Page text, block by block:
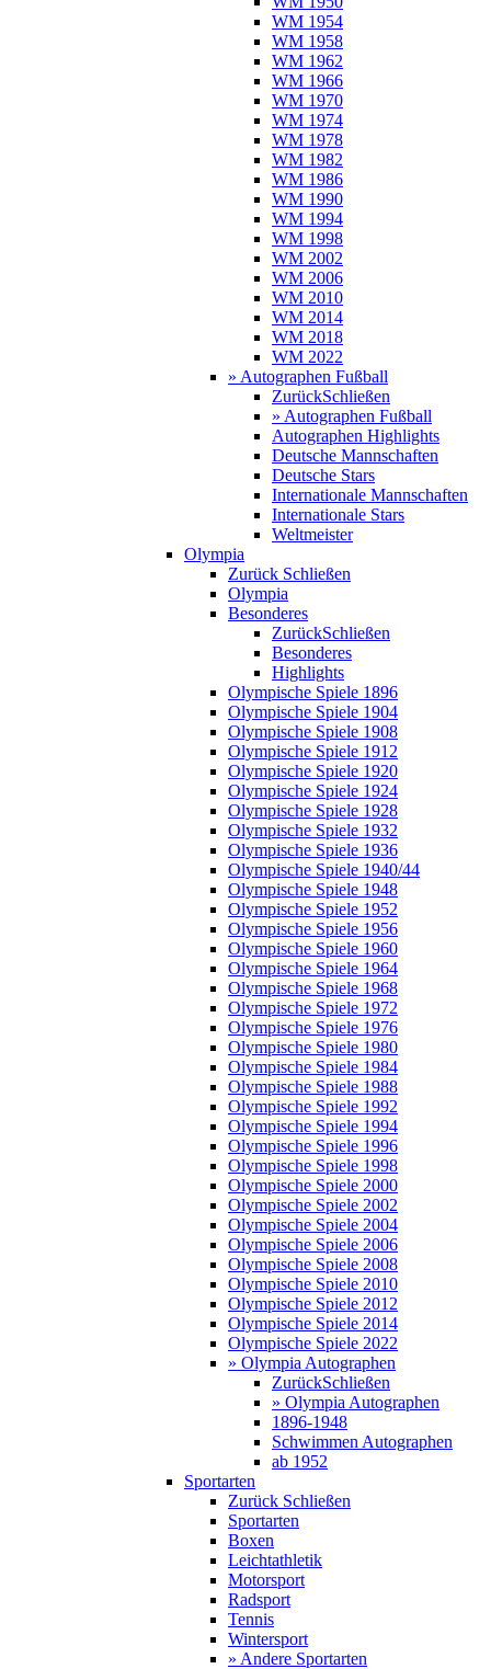
WM 1954
WM 1958
WM 1962
WM 1966
WM 1970
WM 1974
WM 1978
WM 1982
WM 1986
WM 1990
WM 1994
WM 1998
WM 2002
WM 2006
WM 2010
WM 2014
WM 2018
WM 2022
» Autographen Fußball
ZurückSchließen
» Autographen Fußball
Autographen Highlights
Deutsche Mannschaften
Deutsche Stars
Internationale Mannschaften
Internationale Stars
Weltmeister
Olympia
Zurück Schließen
Olympia
Besonderes
ZurückSchließen
Besonderes
Highlights
Olympische Spiele 1896
Olympische Spiele 1904
Olympische Spiele 1908
Olympische Spiele 1912
Olympische Spiele 1920
Olympische Spiele 1924
Olympische Spiele 1928
Olympische Spiele 1932
Olympische Spiele 1936
Olympische Spiele 1940/44
Olympische Spiele 1948
Olympische Spiele 1952
Olympische Spiele 1956
Olympische Spiele 1960
Olympische Spiele 1964
Olympische Spiele 1968
Olympische Spiele 1972
Olympische Spiele 1976
Olympische Spiele 1980
Olympische Spiele 1984
Olympische Spiele 1988
Olympische Spiele 1992
Olympische Spiele 1994
Olympische Spiele 1996
Olympische Spiele 1998
Olympische Spiele 2000
Olympische Spiele 2002
Olympische Spiele 2004
Olympische Spiele 2006
Olympische Spiele 2008
Olympische Spiele 2010
Olympische Spiele 2012
Olympische Spiele 2014
Olympische Spiele 2022
» Olympia Autographen
ZurückSchließen
» Olympia Autographen
1896-1948
Schwimmen Autographen
ab 1952
Sportarten
Zurück Schließen
Sportarten
Boxen
Leichtathletik
Motorsport
Radsport
Tennis
Wintersport
» Andere Sportarten